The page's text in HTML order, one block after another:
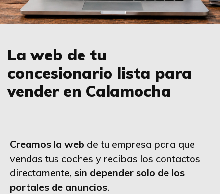
La web de tu
concesionario lista para
vender en Calamocha
Creamos la web de tu empresa para que
vendas tus coches y recibas los contactos
directamente, sin depender solo de los
portales de anuncios.